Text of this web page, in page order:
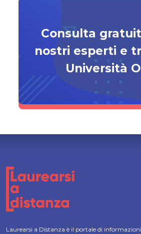
Consulta
nostri esperti e
Università
Laurearsi a Distanza è il portale di